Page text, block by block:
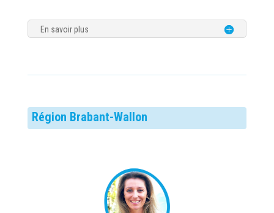
En savoir plus
Région Brabant-Wallon